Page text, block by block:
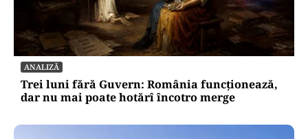
ANALIZĂ
Trei luni fără Guvern: România funcționează,
dar nu mai poate hotărî încotro merge